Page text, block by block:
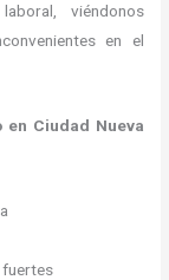
viéndonos
en el
Ciudad Nueva
fuertes